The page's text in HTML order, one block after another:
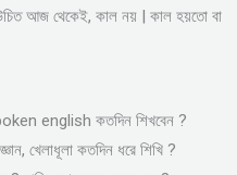
আজ থেকেই, কাল নয় | কাল হয়তো বা
english কতদিন শিখবেন ?
খেলাধূলা কতদিন ধরে শিখি ?